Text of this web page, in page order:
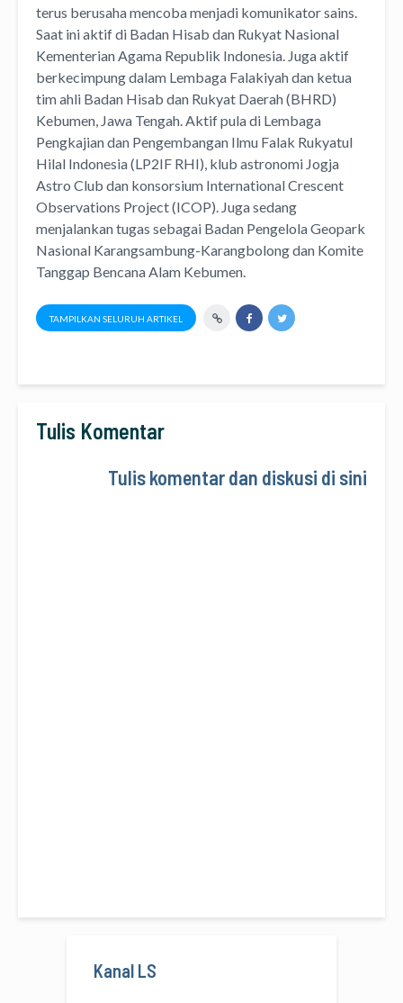
terus berusaha mencoba menjadi komunikator sains.
Saat ini aktif di Badan Hisab dan Rukyat Nasional
Kementerian Agama Republik Indonesia. Juga aktif
berkecimpung dalam Lembaga Falakiyah dan ketua
tim ahli Badan Hisab dan Rukyat Daerah (BHRD)
Kebumen, Jawa Tengah. Aktif pula di Lembaga
Pengkajian dan Pengembangan Ilmu Falak Rukyatul
Hilal Indonesia (LP2IF RHI), klub astronomi Jogja
Astro Club dan konsorsium International Crescent
Observations Project (ICOP). Juga sedang
menjalankan tugas sebagai Badan Pengelola Geopark
Nasional Karangsambung-Karangbolong dan Komite
Tanggap Bencana Alam Kebumen.
TAMPILKAN SELURUH ARTIKEL
Tulis Komentar
Tulis komentar dan diskusi di sini
Kanal LS